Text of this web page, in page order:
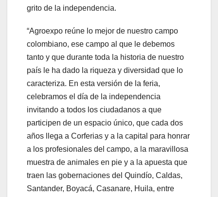
grito de la independencia.
“Agroexpo reúne lo mejor de nuestro campo
colombiano, ese campo al que le debemos
tanto y que durante toda la historia de nuestro
país le ha dado la riqueza y diversidad que lo
caracteriza. En esta versión de la feria,
celebramos el día de la independencia
invitando a todos los ciudadanos a que
participen de un espacio único, que cada dos
años llega a Corferias y a la capital para honrar
a los profesionales del campo, a la maravillosa
muestra de animales en pie y a la apuesta que
traen las gobernaciones del Quindío, Caldas,
Santander, Boyacá, Casanare, Huila, entre